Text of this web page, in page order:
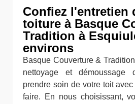
Confiez l'entretien
toiture à Basque
Tradition à
environs
Basque Couverture &
nettoyage et
prendre soin de votre toit
faire. En nous choisissant,